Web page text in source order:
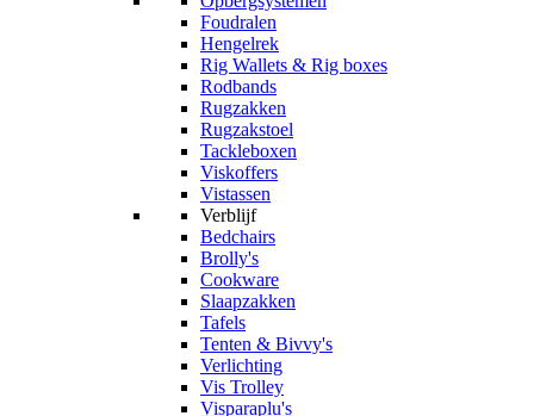
Foudralen
Hengelrek
Rig Wallets & Rig boxes
Rodbands
Rugzakken
Rugzakstoel
Tackleboxen
Viskoffers
Vistassen
Verblijf
Bedchairs
Brolly's
Cookware
Slaapzakken
Tafels
Tenten & Bivvy's
Verlichting
Vis Trolley
Visparaplu's